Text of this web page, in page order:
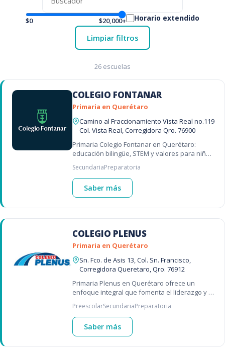
$0 $20,000+ Horario extendido
Limpiar filtros
26 escuelas
COLEGIO FONTANAR
Primaria en Querétaro
Camino al Fraccionamiento Vista Real no.119
Col. Vista Real, Corregidora Qro. 76900
Primaria Colegio Fontanar en Querétaro:
educación bilingüe, STEM y valores para niñas
fuertes y preparadas.
SecundariaPreparatoria
Saber más
COLEGIO PLENUS
Primaria en Querétaro
Sn. Fco. de Asis 13, Col. Sn. Francisco,
Corregidora Queretaro, Qro. 76912
Primaria Plenus en Querétaro ofrece un
enfoque integral que fomenta el liderazgo y el
aprendizaje.
PreescolarSecundariaPreparatoria
Saber más